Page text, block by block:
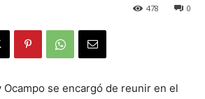
0
478
Ocampo se encargó de reunir en el